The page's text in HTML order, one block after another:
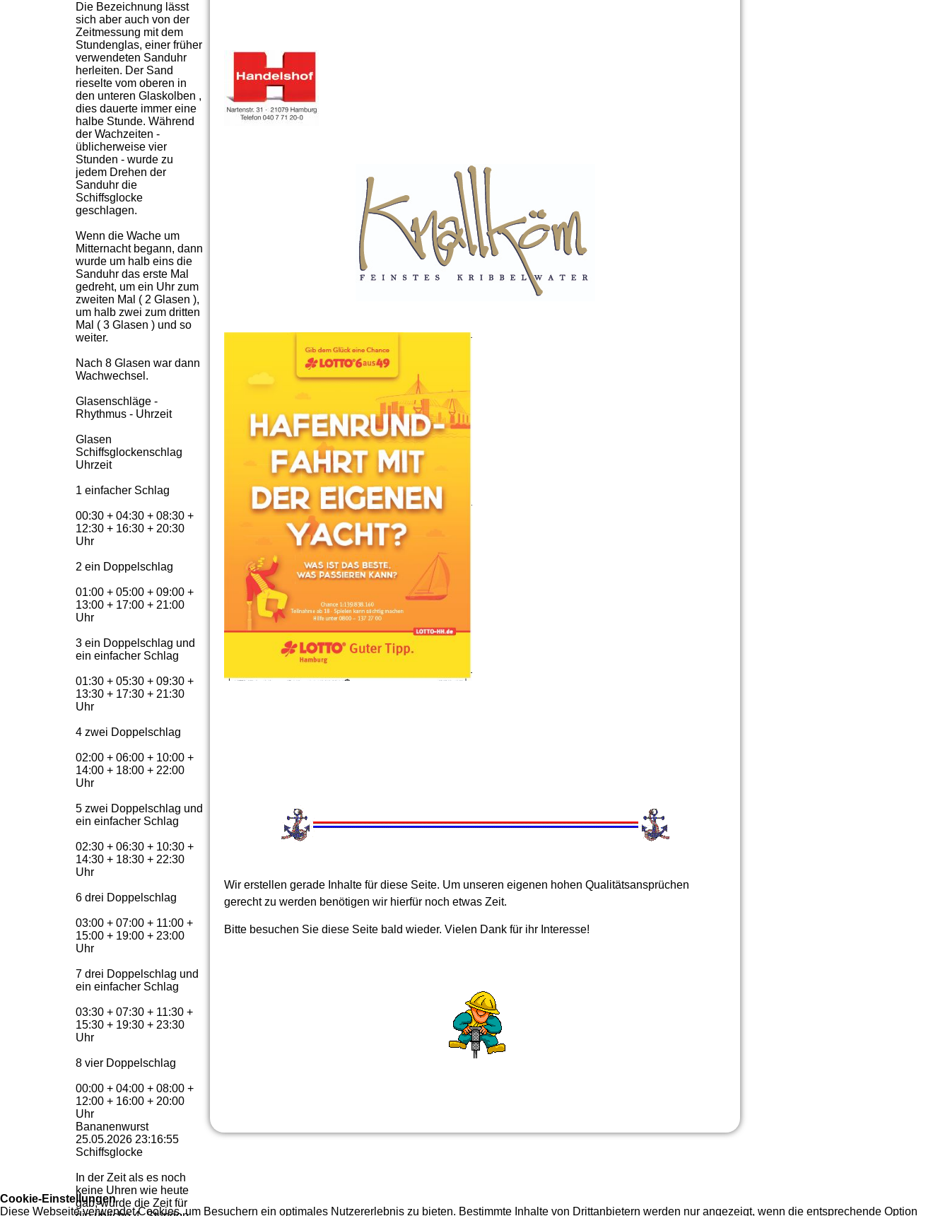
Wir erstellen gerade Inhalte für diese Seite. Um unseren eigenen hohen Qualitätsansprüchen
gerecht zu werden benötigen wir hierfür noch etwas Zeit.
Bitte besuchen Sie diese Seite bald wieder. Vielen Dank für ihr Interesse!
Die Bezeichnung lässt
sich aber auch von der
Zeitmessung mit dem
Stundenglas, einer früher
verwendeten Sanduhr
herleiten. Der Sand
rieselte vom oberen in
den unteren Glaskolben ,
dies dauerte immer eine
halbe Stunde. Während
der Wachzeiten -
üblicherweise vier
Stunden - wurde zu
jedem Drehen der
Sanduhr die
Schiffsglocke
geschlagen.
Wenn die Wache um
Mitternacht begann, dann
wurde um halb eins die
Sanduhr das erste Mal
gedreht, um ein Uhr zum
zweiten Mal ( 2 Glasen ),
um halb zwei zum dritten
Mal ( 3 Glasen ) und so
weiter.
Nach 8 Glasen war dann
Wachwechsel.
Glasenschläge -
Rhythmus - Uhrzeit
Glasen
Schiffsglockenschlag
Uhrzeit
1 einfacher Schlag
00:30 + 04:30 + 08:30 +
12:30 + 16:30 + 20:30
Uhr
2 ein Doppelschlag
01:00 + 05:00 + 09:00 +
13:00 + 17:00 + 21:00
Uhr
3 ein Doppelschlag und
ein einfacher Schlag
01:30 + 05:30 + 09:30 +
13:30 + 17:30 + 21:30
Uhr
4 zwei Doppelschlag
02:00 + 06:00 + 10:00 +
14:00 + 18:00 + 22:00
Uhr
5 zwei Doppelschlag und
ein einfacher Schlag
02:30 + 06:30 + 10:30 +
14:30 + 18:30 + 22:30
Uhr
6 drei Doppelschlag
03:00 + 07:00 + 11:00 +
15:00 + 19:00 + 23:00
Uhr
7 drei Doppelschlag und
ein einfacher Schlag
03:30 + 07:30 + 11:30 +
15:30 + 19:30 + 23:30
Uhr
8 vier Doppelschlag
00:00 + 04:00 + 08:00 +
12:00 + 16:00 + 20:00
Uhr
Bananenwurst
25.05.2026 23:16:55
Schiffsglocke
In der Zeit als es noch
keine Uhren wie heute
gab, wurde die Zeit für
Cookie-Einstellungen
Diese Webseite verwendet Cookies, um Besuchern ein optimales Nutzererlebnis zu bieten. Bestimmte Inhalte von Drittanbietern werden nur angezeigt, wenn die entsprechende Option